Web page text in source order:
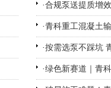
·合规泵送提质增
·青科重工混凝土
·按需选泵不踩坑
·绿色新赛道｜青